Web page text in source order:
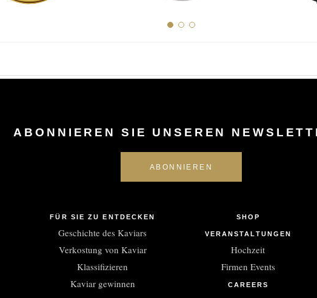
ABONNIEREN SIE UNSEREN
FÜR SIE ZU ENTDECKEN
Geschichte des Kaviars
Verkostung von Kaviar
Klassifizieren
Kaviar gewinnen
SHOP
VERANSTALTUNGEN
Hochzeit
Firmen Events
CAREERS